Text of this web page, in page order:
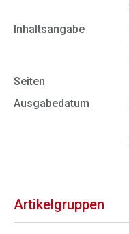
Inhaltsangabe
Seiten
Ausgabedatum
Artikelgruppen